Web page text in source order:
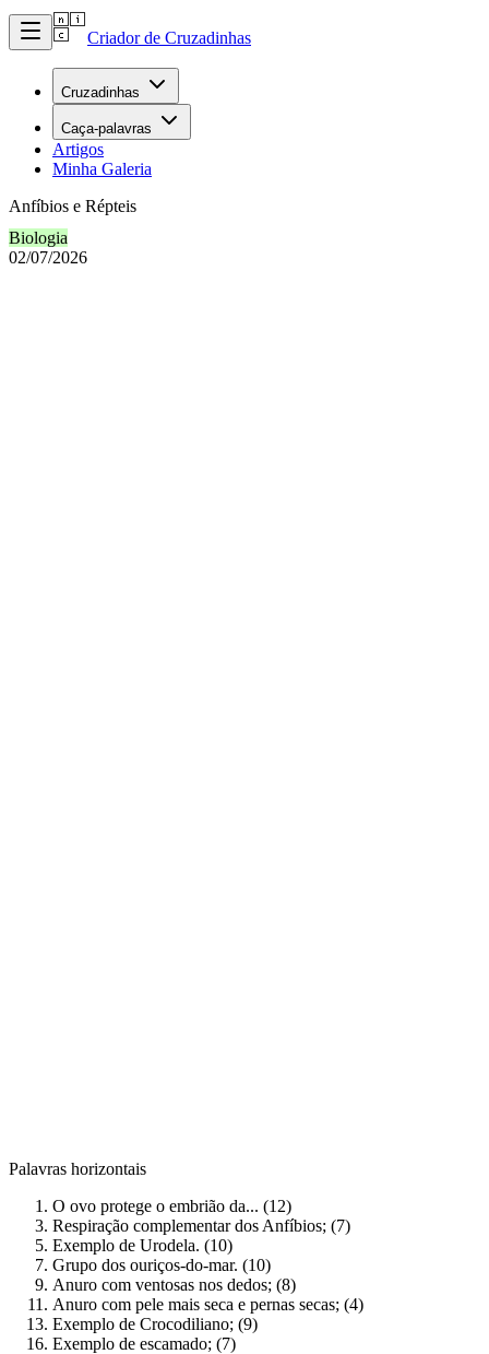
Criador de Cruzadinhas
Cruzadinhas
Caça-palavras
Artigos
Minha Galeria
Anfíbios e Répteis
Biologia
02/07/2026
Palavras horizontais
O ovo protege o embrião da... (12)
Respiração complementar dos Anfíbios; (7)
Exemplo de Urodela. (10)
Grupo dos ouriços-do-mar. (10)
Anuro com ventosas nos dedos; (8)
Anuro com pele mais seca e pernas secas; (4)
Exemplo de Crocodiliano; (9)
Exemplo de escamado; (7)